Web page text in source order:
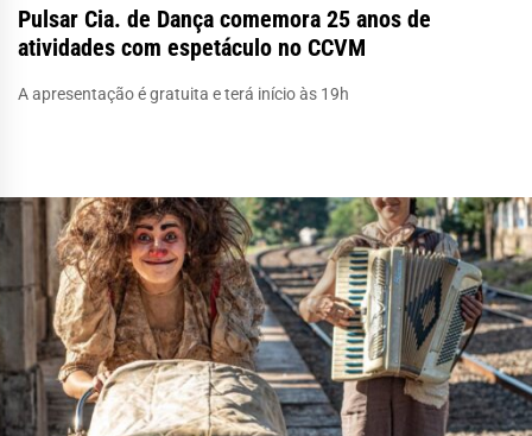
Pulsar Cia. de Dança comemora 25 anos de
atividades com espetáculo no CCVM
A apresentação é gratuita e terá início às 19h